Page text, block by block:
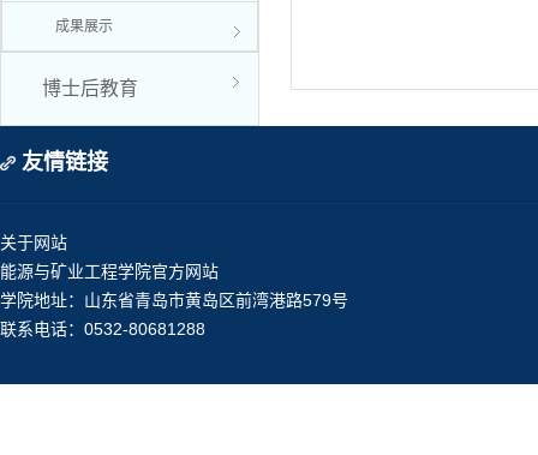
成果展示
博士后教育
友情链接
关于网站
能源与矿业工程学院官方网站
学院地址：山东省青岛市黄岛区前湾港路579号
联系电话：0532-80681288